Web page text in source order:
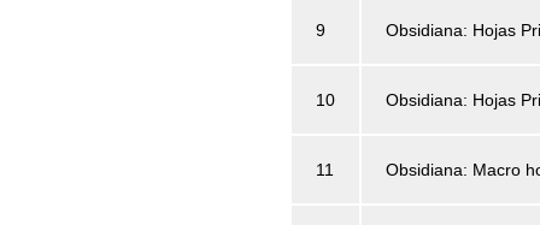
9 Obsidiana: Hojas
10 Obsidiana: Hojas
11 Obsidiana: Macro